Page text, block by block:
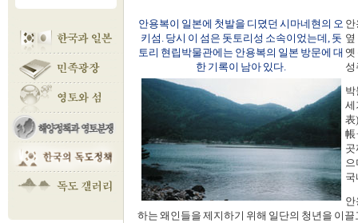
안용복이 일본에 첫발을 디뎠던 시마네현의 오
키섬. 당시 이 섬은 돗토리성 소속이었는데, 돗
토리 현립박물관에는 안용복의 일본 방문에 대
한 기록이 남아 있다.
안
옆
옛
성
박
세
表
帳
곳
으
국
안
하는 왜인들을 제지하기 위해 일단의 청년을 이